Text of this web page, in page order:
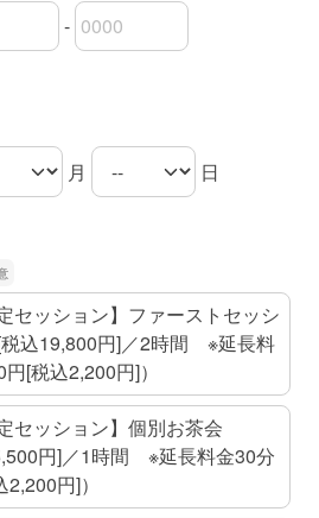
-
月 日
セッション】ファーストセッシ
税込19,800円]／2時間 ※延長料
[税込2,200円]）
セッション】個別お茶会
円]／1時間 ※延長料金30分
円]）